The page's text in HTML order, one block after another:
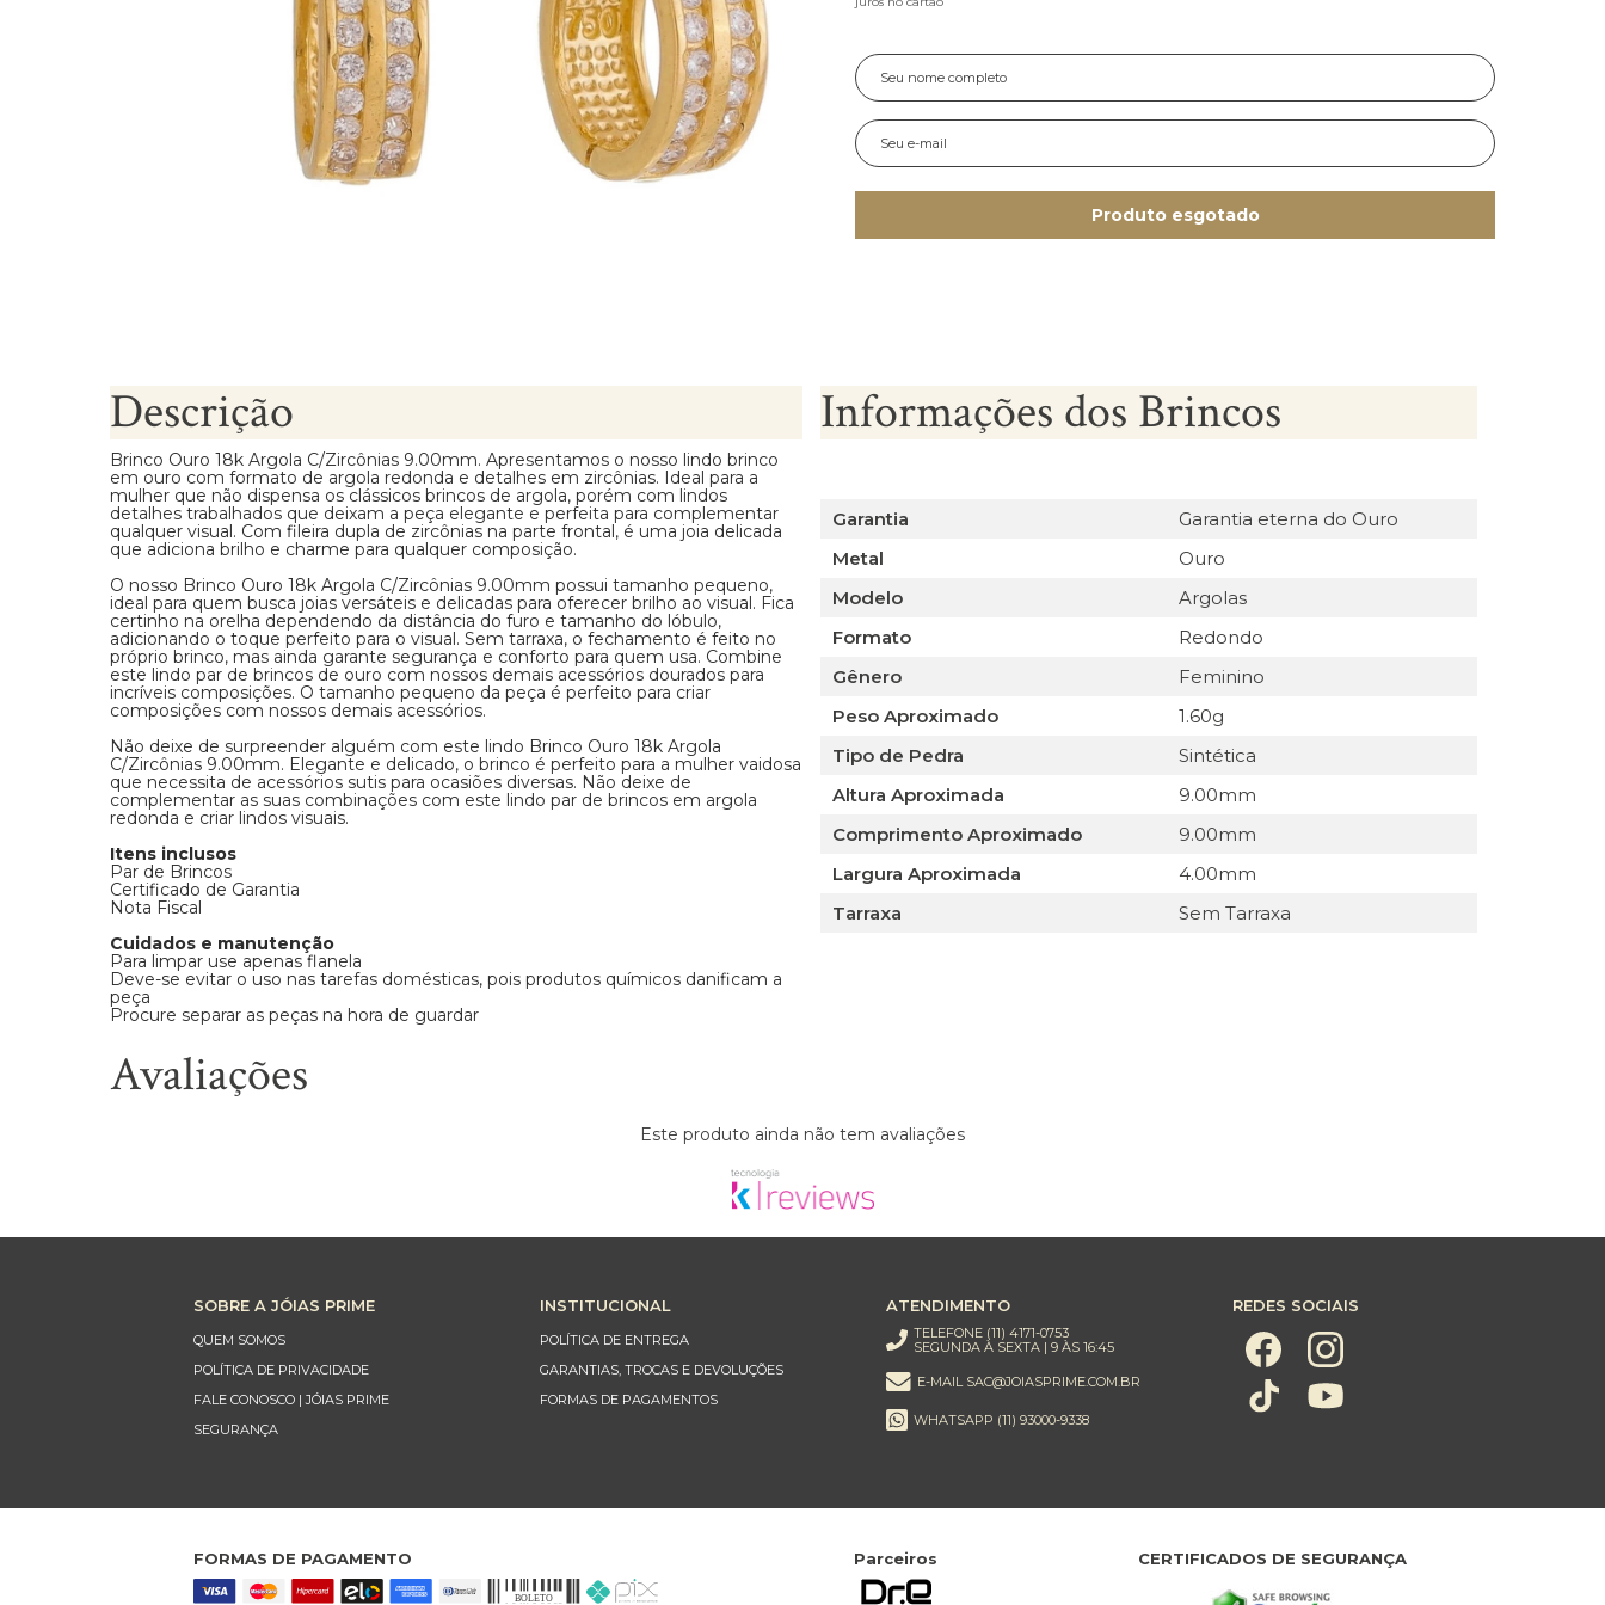
Produto esgotado
Descrição
Brinco Ouro 18k Argola C/Zircônias 9.00mm. Apresentamos o nosso lindo brinco
em ouro com formato de argola redonda e detalhes em zircônias. Ideal para a
mulher que não dispensa os clássicos brincos de argola, porém com lindos
detalhes trabalhados que deixam a peça elegante e perfeita para complementar
qualquer visual. Com fileira dupla de zircônias na parte frontal, é uma joia delicada
que adiciona brilho e charme para qualquer composição.
O nosso Brinco Ouro 18k Argola C/Zircônias 9.00mm possui tamanho pequeno,
ideal para quem busca joias versáteis e delicadas para oferecer brilho ao visual. Fica
certinho na orelha dependendo da distância do furo e tamanho do lóbulo,
adicionando o toque perfeito para o visual. Sem tarraxa, o fechamento é feito no
próprio brinco, mas ainda garante segurança e conforto para quem usa. Combine
este lindo par de brincos de ouro com nossos demais acessórios dourados para
incríveis composições. O tamanho pequeno da peça é perfeito para criar
composições com nossos demais acessórios.
Não deixe de surpreender alguém com este lindo Brinco Ouro 18k Argola
C/Zircônias 9.00mm. Elegante e delicado, o brinco é perfeito para a mulher vaidosa
que necessita de acessórios sutis para ocasiões diversas. Não deixe de
complementar as suas combinações com este lindo par de brincos em argola
redonda e criar lindos visuais.
Itens inclusos
Par de Brincos
Certificado de Garantia
Nota Fiscal
Cuidados e manutenção
Para limpar use apenas flanela
Deve-se evitar o uso nas tarefas domésticas, pois produtos químicos danificam a
peça
Procure separar as peças na hora de guardar
Informações dos Brincos
Garantia
Garantia eterna do Ouro
Metal
Ouro
Modelo
Argolas
Formato
Redondo
Gênero
Feminino
Peso Aproximado
1.60g
Tipo de Pedra
Sintética
Altura Aproximada
9.00mm
Comprimento Aproximado
9.00mm
Largura Aproximada
4.00mm
Tarraxa
Sem Tarraxa
Avaliações
Este produto ainda não tem avaliações
SOBRE A JÓIAS PRIME
QUEM SOMOS
POLÍTICA DE PRIVACIDADE
FALE CONOSCO | JÓIAS PRIME
SEGURANÇA
INSTITUCIONAL
POLÍTICA DE ENTREGA
GARANTIAS, TROCAS E DEVOLUÇÕES
FORMAS DE PAGAMENTOS
ATENDIMENTO
TELEFONE (11) 4171-0753
SEGUNDA À SEXTA | 9 ÀS 16:45
E-MAIL SAC@JOIASPRIME.COM.BR
WHATSAPP (11) 93000-9338
REDES SOCIAIS
FORMAS DE PAGAMENTO Parceiros CERTIFICADOS DE SEGURANÇA